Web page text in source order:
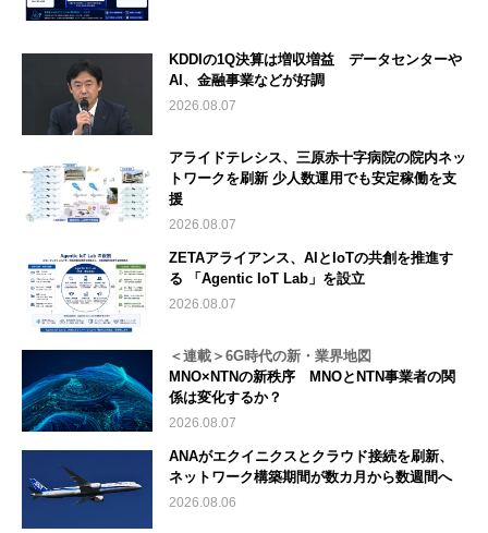
KDDIの1Q決算は増収増益 データセンターや
AI、金融事業などが好調
2026.08.07
アライドテレシス、三原赤十字病院の院内ネッ
トワークを刷新 少人数運用でも安定稼働を支
援
2026.08.07
ZETAアライアンス、AIとIoTの共創を推進す
る 「Agentic IoT Lab」を設立
2026.08.07
＜連載＞6G時代の新・業界地図
MNO×NTNの新秩序 MNOとNTN事業者の関
係は変化するか？
2026.08.07
ANAがエクイニクスとクラウド接続を刷新、
ネットワーク構築期間が数カ月から数週間へ
2026.08.06